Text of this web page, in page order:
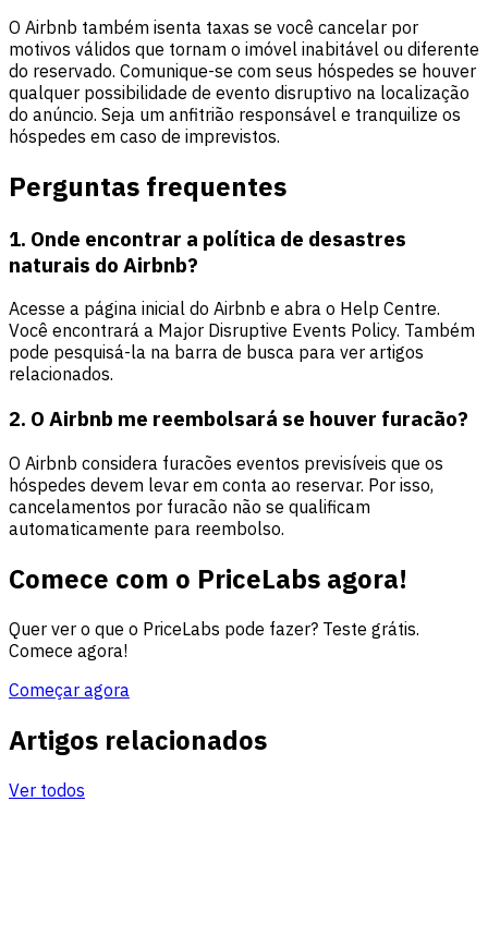
O Airbnb também isenta taxas se você cancelar por
motivos válidos que tornam o imóvel inabitável ou diferente
do reservado. Comunique-se com seus hóspedes se houver
qualquer possibilidade de evento disruptivo na localização
do anúncio. Seja um anfitrião responsável e tranquilize os
hóspedes em caso de imprevistos.
Perguntas frequentes
1. Onde encontrar a política de desastres
naturais do Airbnb?
Acesse a página inicial do Airbnb e abra o Help Centre.
Você encontrará a Major Disruptive Events Policy. Também
pode pesquisá-la na barra de busca para ver artigos
relacionados.
2. O Airbnb me reembolsará se houver furacão?
O Airbnb considera furacões eventos previsíveis que os
hóspedes devem levar em conta ao reservar. Por isso,
cancelamentos por furacão não se qualificam
automaticamente para reembolso.
Comece com o PriceLabs agora!
Quer ver o que o PriceLabs pode fazer? Teste grátis.
Comece agora!
Começar agora
Artigos relacionados
Ver todos